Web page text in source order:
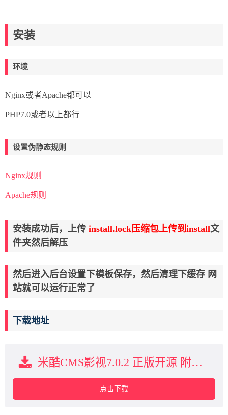
安装
环境
Nginx或者Apache都可以
PHP7.0或者以上都行
设置伪静态规则
Nginx规则
Apache规则
安装成功后，上传 install.lock压缩包上传到install文
件夹然后解压
然后进入后台设置下模板保存，然后清理下缓存 网
站就可以运行正常了
下载地址
米酷CMS影视7.0.2 正版开源 附带详细的安装教程下载
点击下载